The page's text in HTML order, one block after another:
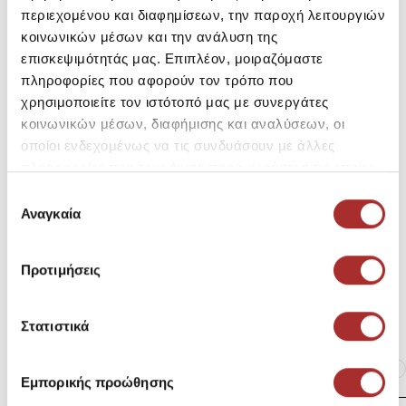
περιεχομένου και διαφημίσεων, την παροχή λειτουργιών
κοινωνικών μέσων και την ανάλυση της
επισκεψιμότητάς μας. Επιπλέον, μοιραζόμαστε
πληροφορίες που αφορούν τον τρόπο που
χρησιμοποιείτε τον ιστότοπό μας με συνεργάτες
κοινωνικών μέσων, διαφήμισης και αναλύσεων, οι
οποίοι ενδεχομένως να τις συνδυάσουν με άλλες
των υπηρεσιών τους.
συγκατάθεσης
Αναγκαία
Προτιμήσεις
Στατιστικά
Εμπορικής προώθησης
επιφάνειες εσωτερικού χώρου.
Μεγεθολόγιο
SKU: 25290134000
Κωδικός Κατασκευαστή: 1073A013-403